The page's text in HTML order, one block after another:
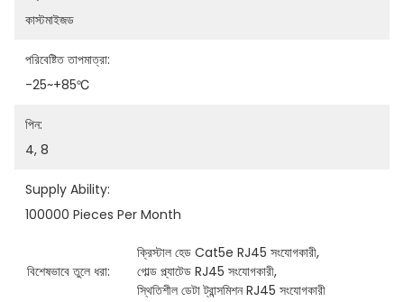
কাস্টমাইজড
পরিবেষ্টিত তাপমাত্রা:
-25~+85℃
পিন:
4, 8
Supply Ability:
100000 Pieces Per Month
বিশেষভাবে তুলে ধরা:
ক্রিস্টাল হেড Cat5e RJ45 সংযোগকারী,
গোল্ড প্ল্যাটেড RJ45 সংযোগকারী,
স্থিতিশীল ডেটা ট্রান্সমিশন RJ45 সংযোগকারী